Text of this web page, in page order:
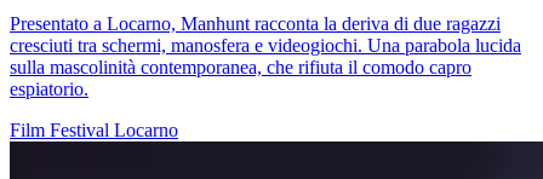
Presentato a Locarno, Manhunt racconta la deriva di due ragazzi
cresciuti tra schermi, manosfera e videogiochi. Una parabola lucida
sulla mascolinità contemporanea, che rifiuta il comodo capro
espiatorio.
Film Festival Locarno